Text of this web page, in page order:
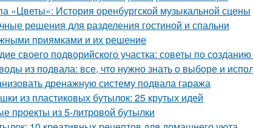
«Цветы»: История оренбургской музыкальной сцены
решения для разделения гостиной и спальни
приямками и их решение
своего подворийского участка: советы по
из подвала: все, что нужно знать о выборе и
дренажную систему подвала гаража
из пластиковых бутылок: 25 крутых идей
проекты из 5-литровой бутылки